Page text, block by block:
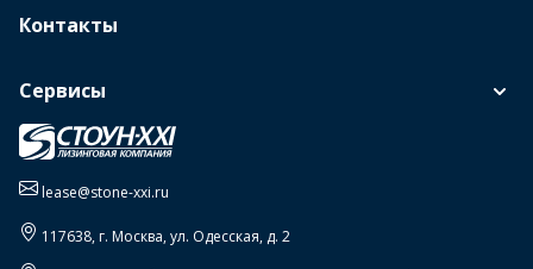
Контакты
Сервисы
lease@stone-xxi.ru
117638, г. Москва,ул. Одесская, д. 2